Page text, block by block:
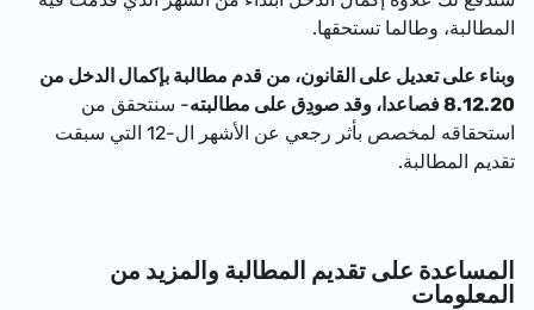
المطالبة، وطالما تستحقها.
وبناء على تعديل على القانون، من قدم مطالبة بإكمال الدخل من
8.12.20 فصاعدا، وقد صودِق على مطالبته
- سنتحقق من
استحقاقه لمخصص بأثر رجعي عن الأشهر ال-12 التي سبقت
تقديم المطالبة.
المساعدة على تقديم المطالبة والمزيد من
المعلومات